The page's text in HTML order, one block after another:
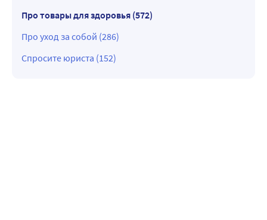
Про товары для здоровья (572)
Про уход за собой (286)
Спросите юриста (152)